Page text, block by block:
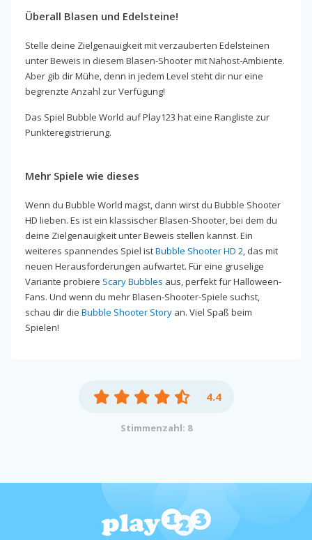
Überall Blasen und Edelsteine!
Stelle deine Zielgenauigkeit mit verzauberten Edelsteinen
unter Beweis in diesem Blasen-Shooter mit Nahost-Ambiente.
Aber gib dir Mühe, denn in jedem Level steht dir nur eine
begrenzte Anzahl zur Verfügung!
Das Spiel Bubble World auf Play123 hat eine Rangliste zur
Punkteregistrierung.
Mehr Spiele wie dieses
Wenn du Bubble World magst, dann wirst du Bubble Shooter
HD lieben. Es ist ein klassischer Blasen-Shooter, bei dem du
deine Zielgenauigkeit unter Beweis stellen kannst. Ein
weiteres spannendes Spiel istBubble Shooter HD 2, das mit
neuen Herausforderungen aufwartet. Für eine gruselige
Variante probiere Scary Bubbles aus, perfekt für Halloween-
Fans. Und wenn du mehr Blasen-Shooter-Spiele suchst,
schau dir die Bubble Shooter Story an. Viel Spaß beim
Spielen!
4.4
Stimmenzahl: 8